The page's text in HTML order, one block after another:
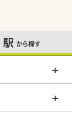
駅 から探す